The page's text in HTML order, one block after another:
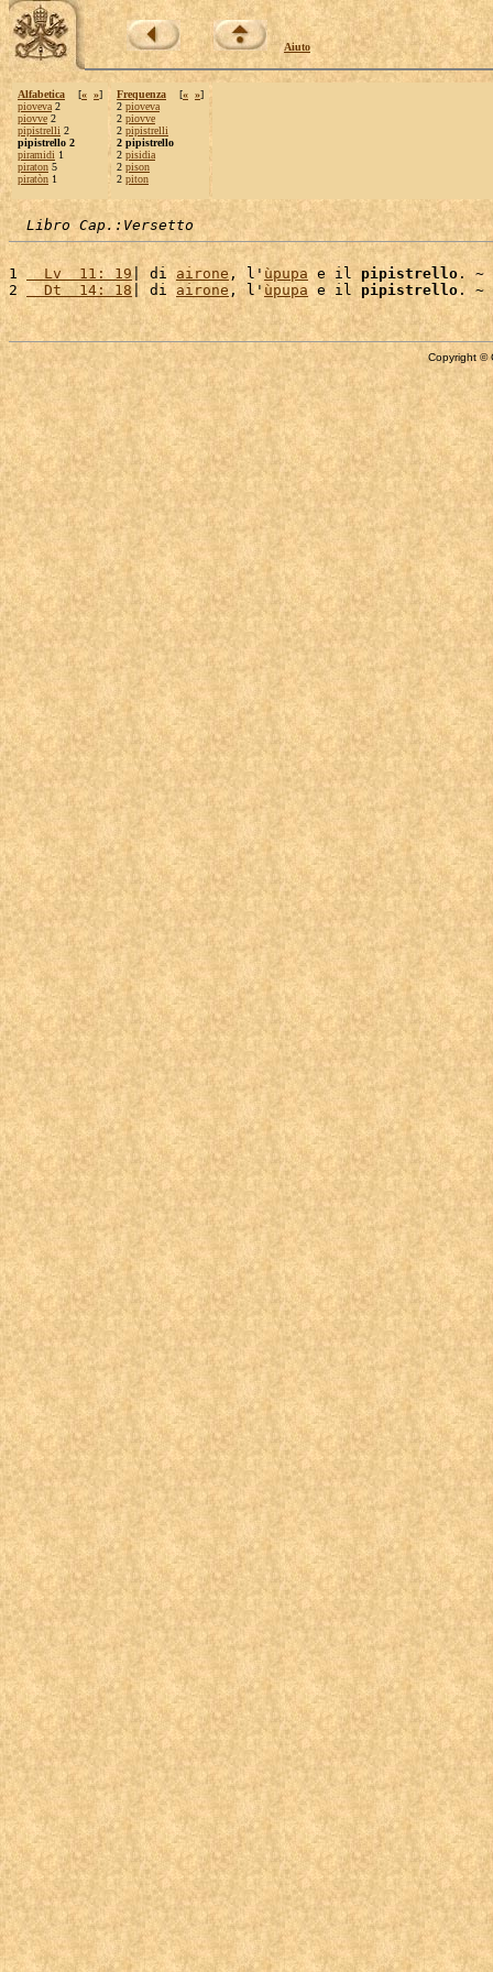
Aiuto
Alfabetica [« »]
pioveva 2
piovve 2
pipistrelli 2
pipistrello 2
piramidi 1
piraton 5
piratòn 1
Frequenza [« »]
2 pioveva
2 piovve
2 pipistrelli
2 pipistrello
2 pisidia
2 pison
2 piton
Libro Cap.:Versetto
1
  Lv  11: 19
| di airone , l' ùpupa e il pipistrello . ~
2
  Dt  14: 18
| di airone, l'ùpupa e il pipistrello
Copyright ©